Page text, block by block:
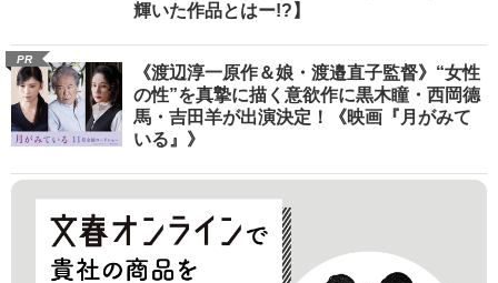
輝いた作品とはー!?】
PR
《渡辺淳一原作＆娘・渡邉直子監督》“女性
の性”を真摯に描く意欲作に黒木瞳・西岡德
馬・吉田羊が出演決定！《映画『月がみて
いる』》